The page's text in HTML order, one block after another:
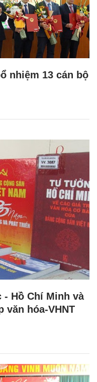
nhiệm 13 cán bộ
- Hồ Chí Minh và
văn hóa-VHNT